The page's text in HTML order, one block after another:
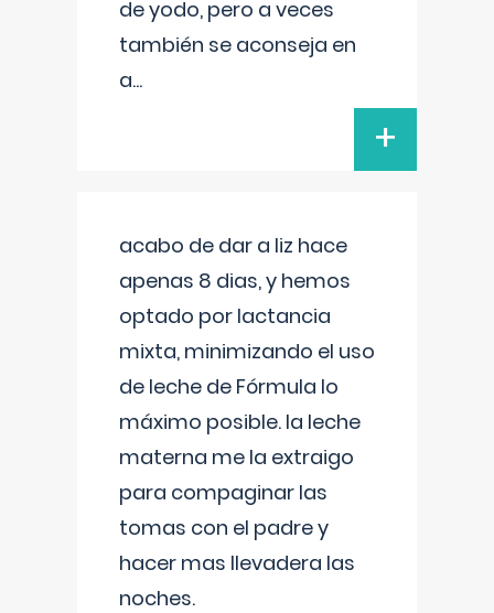
de yodo, pero a veces
también se aconseja en
a...
+
acabo de dar a liz hace
apenas 8 dias, y hemos
optado por lactancia
mixta, minimizando el uso
de leche de Fórmula lo
máximo posible. la leche
materna me la extraigo
para compaginar las
tomas con el padre y
hacer mas llevadera las
noches.